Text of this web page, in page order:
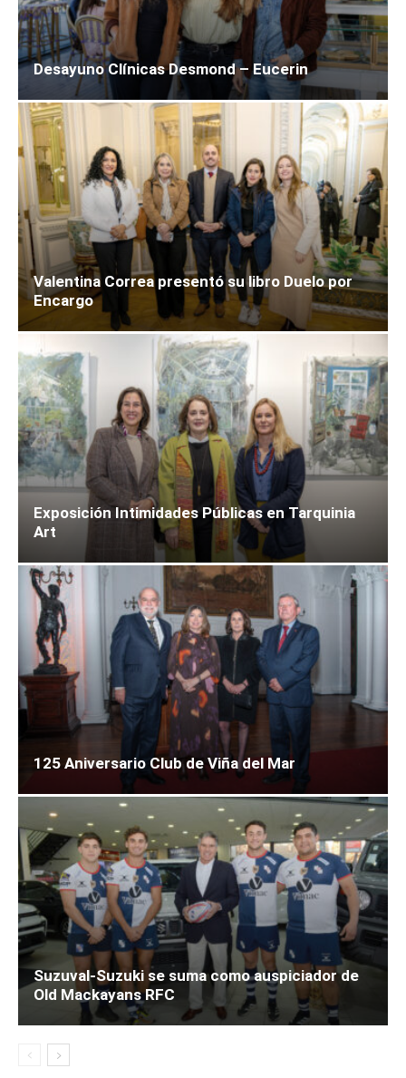
Desayuno Clínicas Desmond – Eucerin
Valentina Correa presentó su libro Duelo por
Encargo
Exposición Intimidades Públicas en Tarquinia
Art
125 Aniversario Club de Viña del Mar
Suzuval-Suzuki se suma como auspiciador de
Old Mackayans RFC